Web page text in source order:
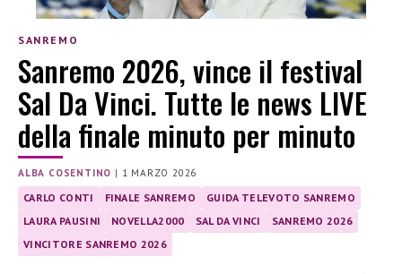
SANREMO
Sanremo 2026, vince il festival
Sal Da Vinci. Tutte le news LIVE
della finale minuto per minuto
ALBA COSENTINO | 1 MARZO 2026
CARLO CONTI FINALE SANREMO
GUIDA TELEVOTO SANREMO
LAURA PAUSINI
NOVELLA2000 SAL DA VINCI
SANREMO 2026
VINCITORE SANREMO 2026